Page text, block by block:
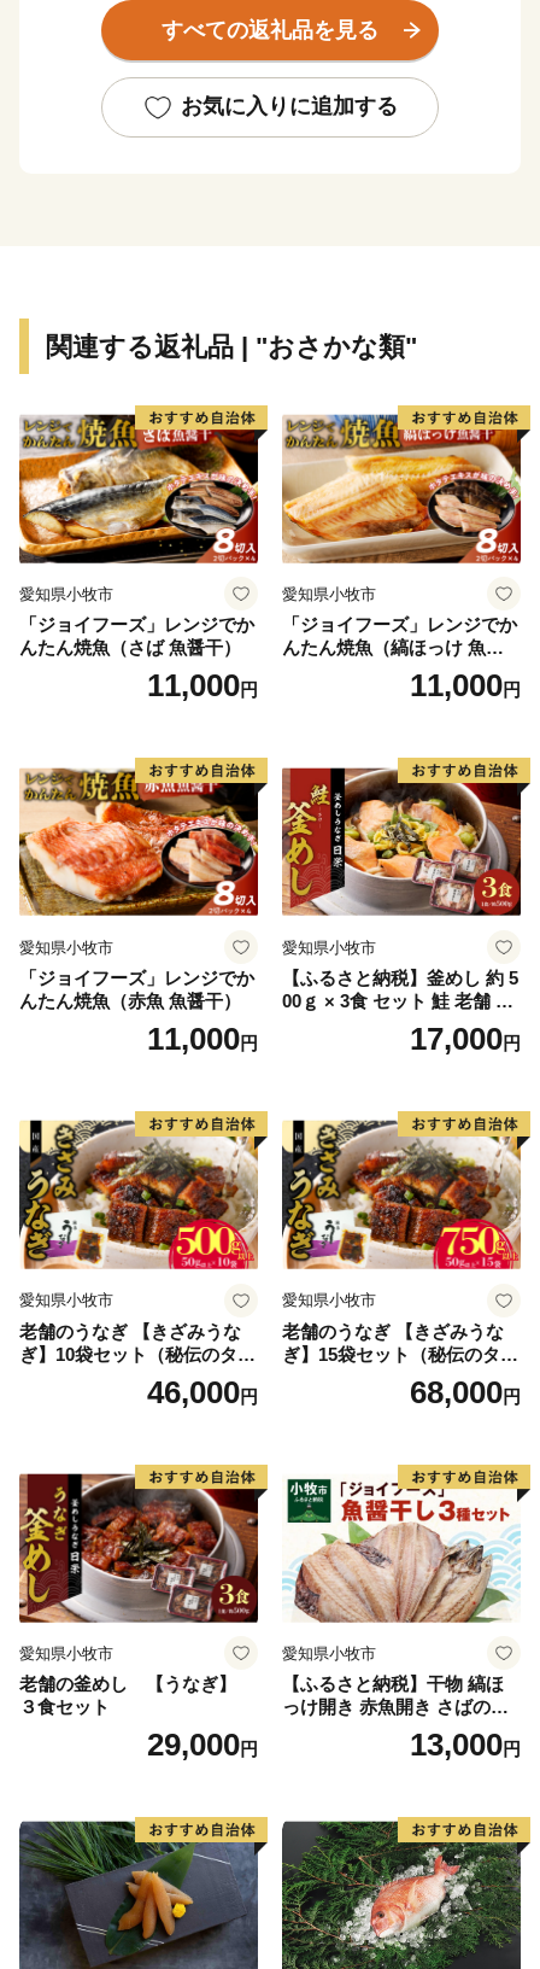
域が広がり、自然や産業、そして都市環境が調和してお
り、今なお、成長を続けています。
★ABCテレビのニュース情報番組「news おかえり」
すべての返礼品を見る
お気に入りに追加する
関連する返礼品 | "おさかな類"
愛知県小牧市
「ジョイフーズ」レンジでか
んたん焼魚（さば 魚醤干）
11,000円
愛知県小牧市
「ジョイフーズ」レンジでか
んたん焼魚（縞ほっけ 魚醤
11,000円
愛知県小牧市
「ジョイフーズ」レンジでか
んたん焼魚（赤魚 魚醤干）
11,000円
愛知県小牧市
【ふるさと納税】釜めし 約 5
00ｇ × 3食 セット 鮭 老舗 急
速冷凍 レンチン 時短 簡単調
理 食品 加工品 海鮮 手作り
り寄せグルメ 愛知県 小牧市
送料無料
17,000円
愛知県小牧市
老舗のうなぎ 【きざみうな
ぎ】10袋セット（秘伝のタレ
46,000円
愛知県小牧市
老舗のうなぎ 【きざみうな
ぎ】15袋セット（秘伝のタレ
68,000円
愛知県小牧市
老舗の釜めし 【うなぎ】
３食セット
29,000円
愛知県小牧市
【ふるさと納税】干物 縞ほ
っけ開き 赤魚開き さばの開
き 魚醤干し 3種 セット 詰め
合わせ 魚 おかず 肉厚 おいし
取り寄せグルメ 魚醤 ナンプ
ラー 愛知県 小牧市 冷凍 送料
無料
13,000円